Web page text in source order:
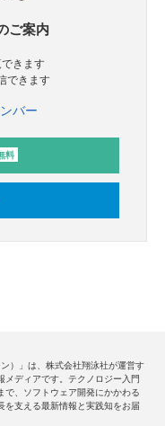
ご案内
きます
できます
バー
料
）」は、株式会社翔泳社が運営す
メディアです。テクノロジー入門
で、ソフトウェア開発にかかわる
を支える最新情報と実践知をお届